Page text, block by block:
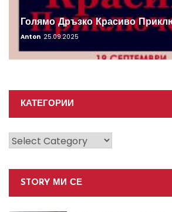
Голямо Дръзко Красиво
Anton 25.09.2025
КАТЕГОРИИ
Категории
STORY МИ СЕ